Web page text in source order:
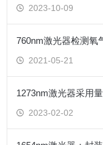
2023-10-09
760nm激光器检测氧
2021-05-21
1273nm激光器采用
2023-02-02